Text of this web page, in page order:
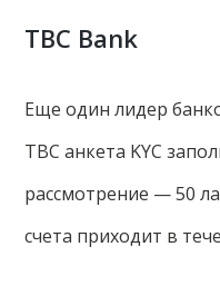
TBC Bank
Еще один лидер
TBC анкета KYC
рассмотрение — 50
счета приходит в